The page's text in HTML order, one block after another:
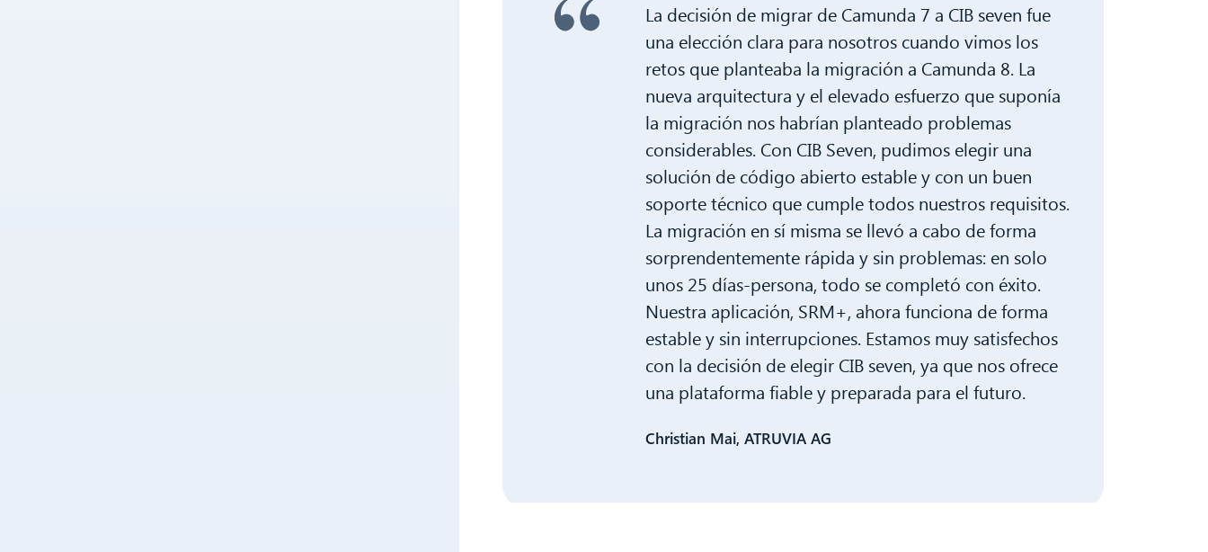
La decisión de migrar de Camunda 7 a CIB seven fue
una elección clara para nosotros cuando vimos los
retos que planteaba la migración a Camunda 8. La
nueva arquitectura y el elevado esfuerzo que suponía
la migración nos habrían planteado problemas
considerables. Con CIB Seven, pudimos elegir una
solución de código abierto estable y con un buen
soporte técnico que cumple todos nuestros requisitos.
La migración en sí misma se llevó a cabo de forma
sorprendentemente rápida y sin problemas: en solo
unos 25 días-persona, todo se completó con éxito.
Nuestra aplicación, SRM+, ahora funciona de forma
estable y sin interrupciones. Estamos muy satisfechos
con la decisión de elegir CIB seven, ya que nos ofrece
una plataforma fiable y preparada para el futuro.
Christian Mai, ATRUVIA AG